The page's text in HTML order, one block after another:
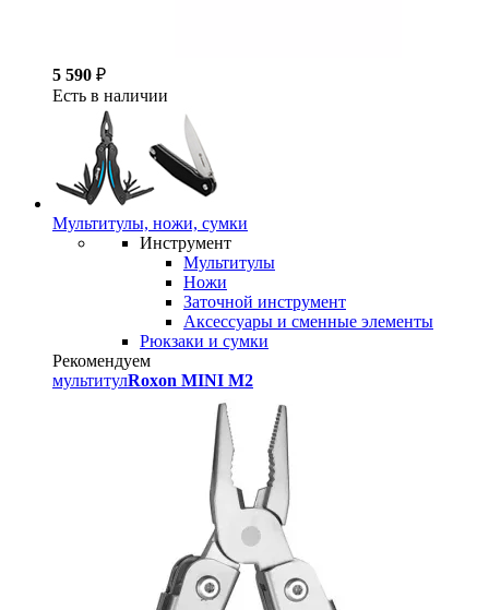
5 590 ₽
Есть в наличии
Мультитулы, ножи, сумки
Инструмент
Мультитулы
Ножи
Заточной инструмент
Аксессуары и сменные элементы
Рюкзаки и сумки
Рекомендуем
мультитулRoxon MINI M2